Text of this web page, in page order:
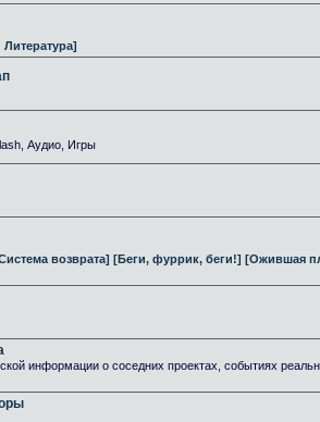
Аудио, Игры
возврата] [Беги, фуррик, беги!] [Ожившая
информации о соседних проектах, событиях